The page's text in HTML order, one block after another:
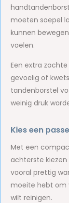
moeten soepel
kunnen
voelen.
Een extra
gevoelig of
tandenborstel
weinig druk
Kies een
Met een
achterste
vooral prettig
moeite hebt om
wilt reinigen.